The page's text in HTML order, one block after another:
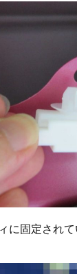
に固定され